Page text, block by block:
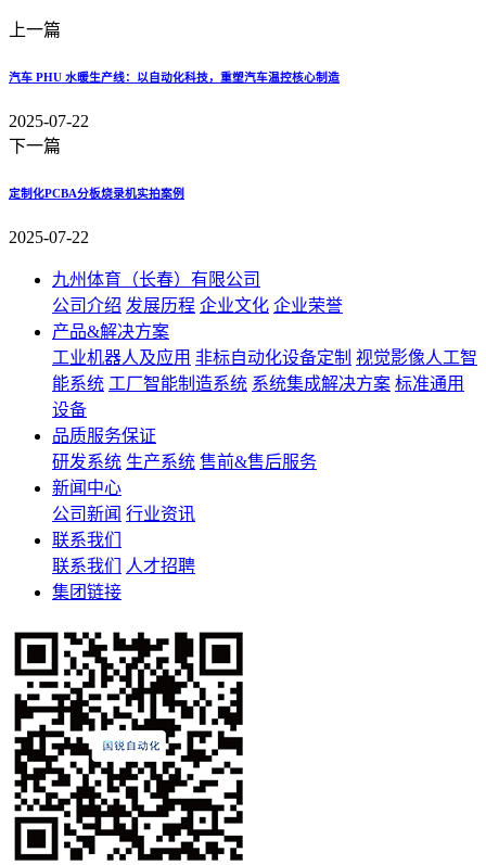
上一篇
汽车 PHU 水暖生产线：以自动化科技，重塑汽车温控核心制造
2025-07-22
下一篇
定制化PCBA分板烧录机实拍案例
2025-07-22
九州体育（长春）有限公司
公司介绍 发展历程 企业文化 企业荣誉
产品&解决方案
工业机器人及应用 非标自动化设备定制 视觉影像人工智
能系统 工厂智能制造系统 系统集成解决方案 标准通用
设备
品质服务保证
研发系统 生产系统 售前&售后服务
新闻中心
公司新闻 行业资讯
联系我们
联系我们
人才招聘
集团链接